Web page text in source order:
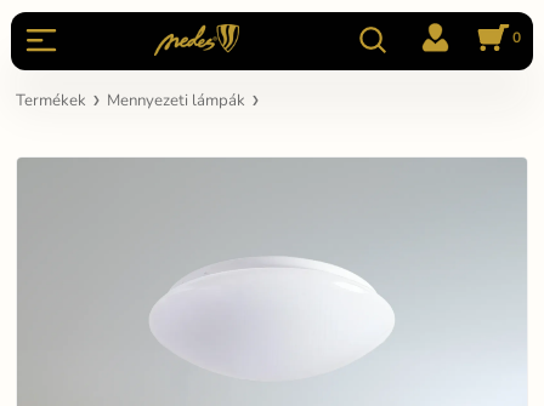
0
Termékek Mennyezeti lámpák